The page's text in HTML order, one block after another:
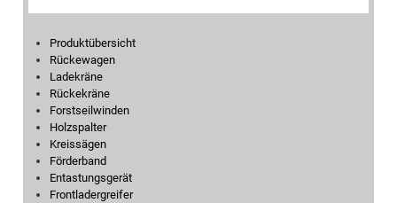
Produktübersicht
Rückewagen
Ladekräne
Rückekräne
Forstseilwinden
Holzspalter
Kreissägen
Förderband
Entastungsgerät
Frontladergreifer